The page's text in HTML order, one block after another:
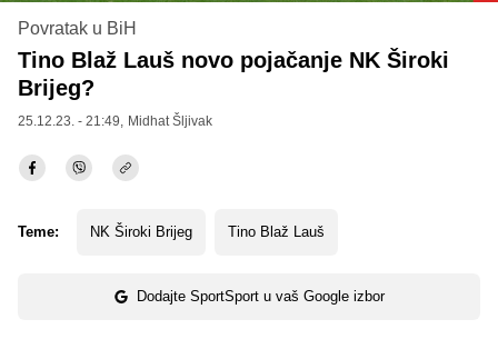
Povratak u BiH
Tino Blaž Lauš novo pojačanje NK Široki
Brijeg?
25.12.23. - 21:49, Midhat Šljivak
Teme: NK Široki Brijeg Tino Blaž Lauš
Dodajte SportSport u vaš Google izbor